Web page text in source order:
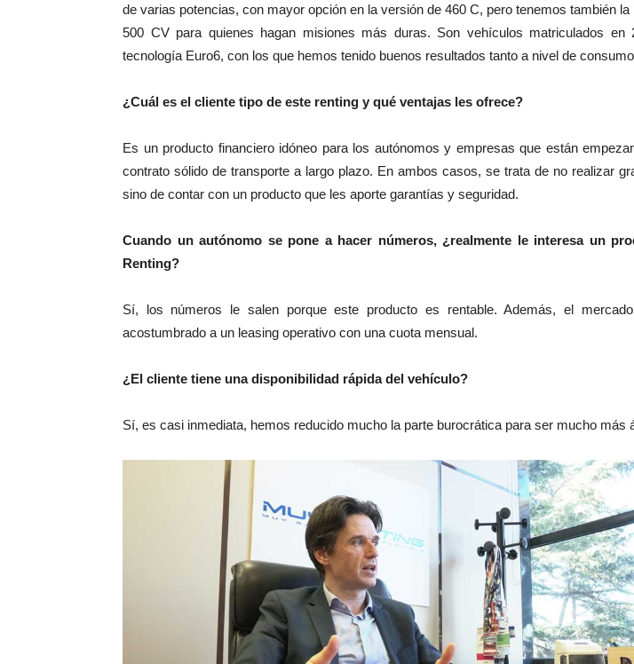
de varias potencias, con mayor opción en la versión de 460 C, pero tenemos también la
500 CV para quienes hagan misiones más duras. Son vehículos matriculados en
tecnología Euro6, con los que hemos tenido buenos resultados tanto a nivel de
¿Cuál es el cliente tipo de este renting y qué ventajas les ofrece?
Es un producto financiero idóneo para los autónomos y empresas que están
contrato sólido de transporte a largo plazo. En ambos casos, se trata de no realizar
sino de contar con un producto que les aporte garantías y seguridad.
Cuando un autónomo se pone a hacer números, ¿realmente le interesa un
Renting?
Sí, los números le salen porque este producto es rentable. Además, el
acostumbrado a un leasing operativo con una cuota mensual.
¿El cliente tiene una disponibilidad rápida del vehículo?
Sí, es casi inmediata, hemos reducido mucho la parte burocrática para ser mucho más